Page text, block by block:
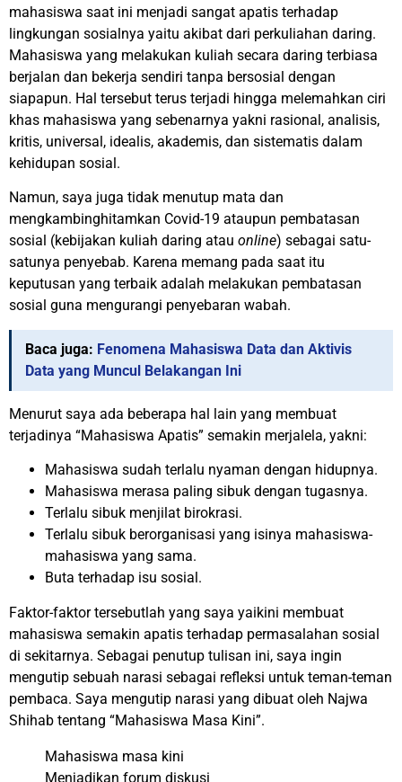
mahasiswa saat ini menjadi sangat apatis terhadap
lingkungan sosialnya yaitu akibat dari perkuliahan daring.
Mahasiswa yang melakukan kuliah secara daring terbiasa
berjalan dan bekerja sendiri tanpa bersosial dengan
siapapun. Hal tersebut terus terjadi hingga melemahkan ciri
khas mahasiswa yang sebenarnya yakni rasional, analisis,
kritis, universal, idealis, akademis, dan sistematis dalam
kehidupan sosial.
Namun, saya juga tidak menutup mata dan
mengkambinghitamkan Covid-19 ataupun pembatasan
sosial (kebijakan kuliah daring atau online) sebagai satu-
satunya penyebab. Karena memang pada saat itu
keputusan yang terbaik adalah melakukan pembatasan
sosial guna mengurangi penyebaran wabah.
Baca juga: Fenomena Mahasiswa Data dan Aktivis
Data yang Muncul Belakangan Ini
Menurut saya ada beberapa hal lain yang membuat
terjadinya “Mahasiswa Apatis” semakin merjalela, yakni:
Mahasiswa sudah terlalu nyaman dengan hidupnya.
Mahasiswa merasa paling sibuk dengan tugasnya.
Terlalu sibuk menjilat birokrasi.
Terlalu sibuk berorganisasi yang isinya mahasiswa-
mahasiswa yang sama.
Buta terhadap isu sosial.
Faktor-faktor tersebutlah yang saya yaikini membuat
mahasiswa semakin apatis terhadap permasalahan sosial
di sekitarnya. Sebagai penutup tulisan ini, saya ingin
mengutip sebuah narasi sebagai refleksi untuk teman-teman
pembaca. Saya mengutip narasi yang dibuat oleh Najwa
Shihab tentang “Mahasiswa Masa Kini”.
Mahasiswa masa kini
Menjadikan forum diskusi